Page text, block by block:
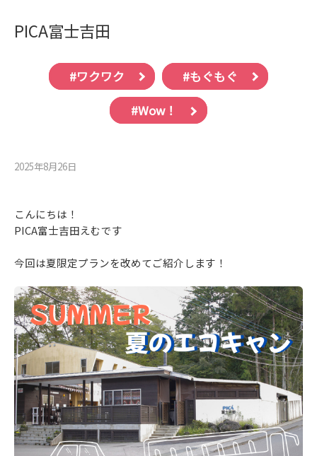
PICA富士吉田
#ワクワク #もぐもぐ
#Wow！
2025年8月26⽇
こんにちは！
PICA富士吉田えむです
今回は夏限定プランを改めてご紹介します！